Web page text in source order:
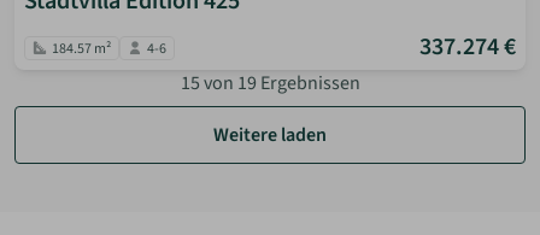
184.57 m² 4-6 337.274 €
15von 19 Ergebnissen
Weitere laden